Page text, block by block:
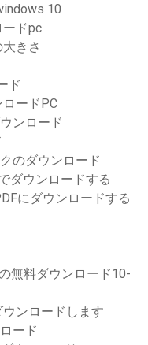
10
ードpc
きさ
ド
ードPC
ンロード
のダウンロード
ダウンロードする
にダウンロードする
無料ダウンロード10-
ンロードします
ード